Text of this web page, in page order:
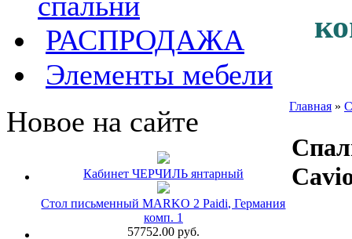
РАСПРОДАЖА
Элементы мебели
Новое на сайте
Кабинет ЧЕРЧИЛЬ янтарный
Стол письменный MARKO 2 Paidi, Германия
комп. 1
57752.00 руб.
Главная »